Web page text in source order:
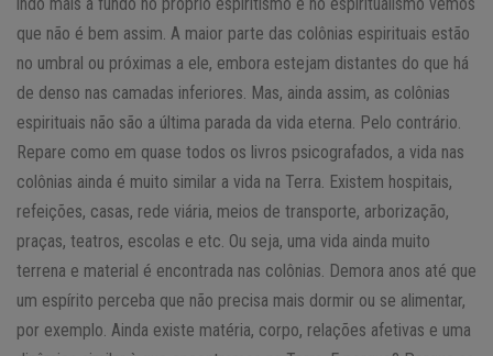
que não é bem assim. A maior parte das colônias espirituais estão
no umbral ou próximas a ele, embora estejam distantes do que há
de denso nas camadas inferiores. Mas, ainda assim, as colônias
espirituais não são a última parada da vida eterna. Pelo contrário.
Repare como em quase todos os livros psicografados, a vida nas
colônias ainda é muito similar a vida na Terra. Existem hospitais,
refeições, casas, rede viária, meios de transporte, arborização,
praças, teatros, escolas e etc. Ou seja, uma vida ainda muito
terrena e material é encontrada nas colônias. Demora anos até que
um espírito perceba que não precisa mais dormir ou se alimentar,
por exemplo. Ainda existe matéria, corpo, relações afetivas e uma